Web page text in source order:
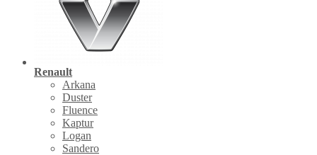
Renault
Arkana
Duster
Fluence
Kaptur
Logan
Sandero